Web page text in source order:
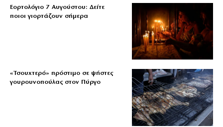
Εορτολόγιο 7 Αυγούστου: Δείτε
ποιοι γιορτάζουν σήμερα
«Τσουχτερό» πρόστιμο σε ψήστες
γουρουνοπούλας στον Πύργο